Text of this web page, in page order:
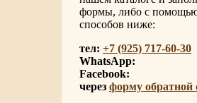
формы, либо с
способов ниже:
тел: +7 (925) 717-60-30
WhatsApp:
Facebook:
через форму обратной